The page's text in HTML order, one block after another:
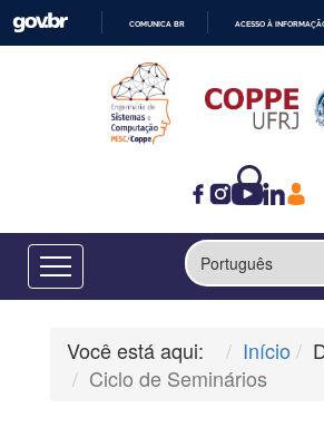
CONTEÚDO
COMUNICA BR ACESSO À
Você está aqui: Início
Ciclo de Seminários